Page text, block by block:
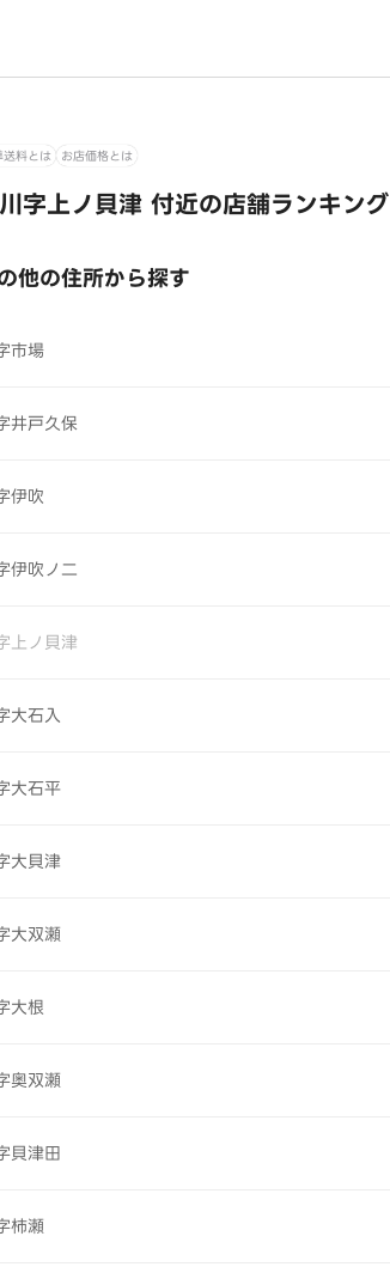
料とは お店価格とは
字上ノ貝津 付近の店舗ランキング
他の住所から探す
市場
井戸久保
伊吹
伊吹ノ二
上ノ貝津
大石入
大石平
大貝津
大双瀬
大根
奥双瀬
貝津田
柿瀬